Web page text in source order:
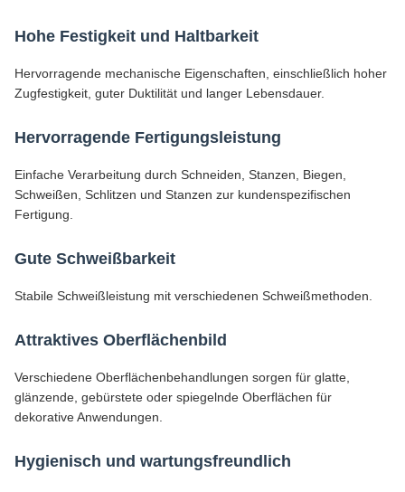
Hohe Festigkeit und Haltbarkeit
Hervorragende mechanische Eigenschaften, einschließlich hoher
Zugfestigkeit, guter Duktilität und langer Lebensdauer.
Hervorragende Fertigungsleistung
Einfache Verarbeitung durch Schneiden, Stanzen, Biegen,
Schweißen, Schlitzen und Stanzen zur kundenspezifischen
Fertigung.
Gute Schweißbarkeit
Stabile Schweißleistung mit verschiedenen Schweißmethoden.
Attraktives Oberflächenbild
Verschiedene Oberflächenbehandlungen sorgen für glatte,
glänzende, gebürstete oder spiegelnde Oberflächen für
dekorative Anwendungen.
Hygienisch und wartungsfreundlich